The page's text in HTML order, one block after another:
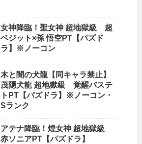
女神降臨！聖女神 超地獄級 超
ベジット×孫 悟空PT【パズド
ラ】※ノーコン
木と闇の犬龍【同キャラ禁止】
茂隠犬龍 超地獄級 覚醒バステ
トPT【パズドラ】※ノーコン・
Sランク
アテナ降臨！煌女神 超地獄級
赤ソニアPT【パズドラ】